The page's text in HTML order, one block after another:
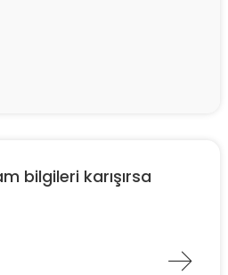
bilgileri karışırsa